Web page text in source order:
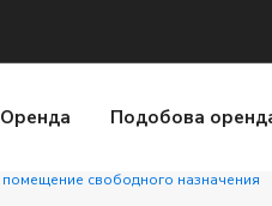
Оренда Подобова
свободного назначения